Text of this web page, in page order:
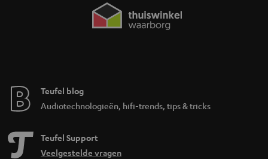
Teufel blog
Audiotechnologieën, hifi-trends, tips & tricks
Teufel Support
Veelgestelde vragen